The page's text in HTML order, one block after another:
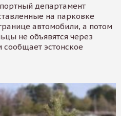
департамент
на парковке
автомобили, а потом
не объявятся через
сообщает эстонское